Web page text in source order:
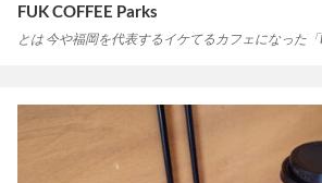
FUK COFFEE Parks
とは 今や福岡を代表するイケてるカフェになった「